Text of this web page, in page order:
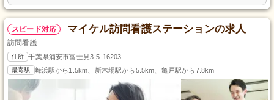
スピード対応 マイケル訪問看護ステーションの求人
訪問看護
住所 千葉県浦安市富士見3-5-16203
最寄駅 舞浜駅から1.5km、新木場駅から5.5km、亀戸駅から7.8km